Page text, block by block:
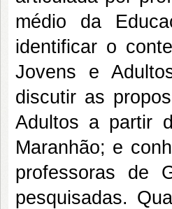
médio da
identificar o
Jovens e
discutir as
Adultos a partir
Maranhão; e
professoras de
pesquisadas.